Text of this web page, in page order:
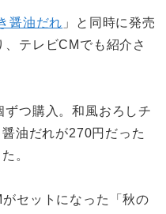
醤油だれ 」と同時に発売
テレビCMでも紹介さ
つ購入。和風おろしチ
油だれが270円だった
。
セットになった「秋の